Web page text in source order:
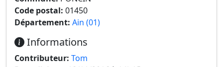
Code postal: 01450
Département: Ain (01)
Informations
Contributeur: Tom